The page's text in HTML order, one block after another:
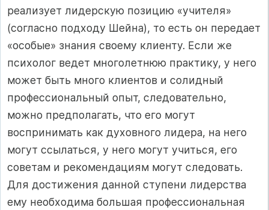
реализует лидерскую позицию «учителя»
(согласно подходу Шейна), то есть он передает
«особые» знания своему клиенту. Если же
психолог ведет многолетнюю практику, у него
может быть много клиентов и солидный
профессиональный опыт, следовательно,
можно предполагать, что его могут
воспринимать как духовного лидера, на него
могут ссылаться, у него могут учиться, его
советам и рекомендациям могут следовать.
Для достижения данной ступени лидерства
ему необходима большая профессиональная